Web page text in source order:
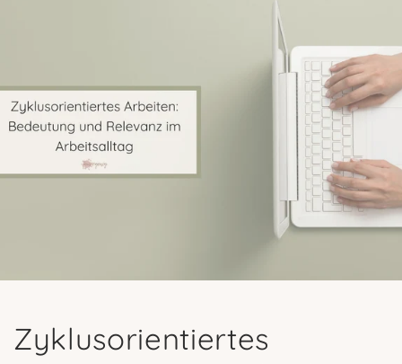
Zyklusorientiertes